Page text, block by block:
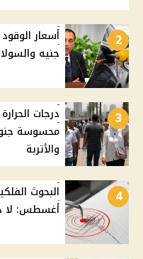
2
جنيه والسولار
3
محسوسة
والأتربة
4
أغسطس: لا